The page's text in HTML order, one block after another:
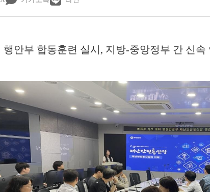
행안부 합동훈련 실시, 지방-중앙정부 간 신속